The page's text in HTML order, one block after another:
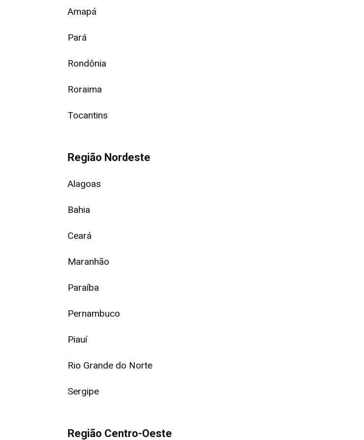
Amapá
Pará
Rondônia
Roraima
Tocantins
Região Nordeste
Alagoas
Bahia
Ceará
Maranhão
Paraíba
Pernambuco
Piauí
Rio Grande do Norte
Sergipe
Região Centro-Oeste